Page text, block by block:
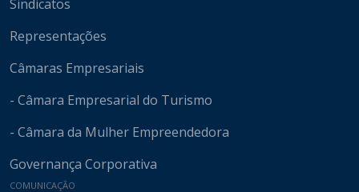
Sindicatos
Representações
Câmaras Empresariais
- Câmara Empresarial do Turismo
- Câmara da Mulher Empreendedora
Governança Corporativa
COMUNICAÇÃO